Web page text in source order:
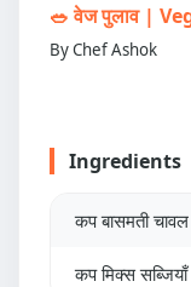
🥗 वेज पुलाव |
By Chef Ashok
Ingredients
कप बासमती चावल
कप मिक्स